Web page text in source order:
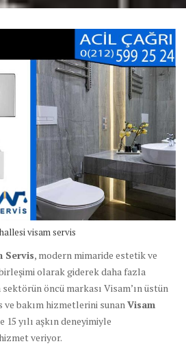
visam servis
Servis, modern mimaride estetik ve
olarak giderek daha fazla
öncü markası Visam’ın üstün
bakım hizmetlerini sunan Visam
15 yılı aşkın deneyimiyle
veriyor.